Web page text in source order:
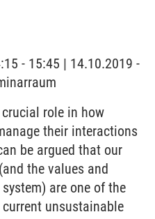
- 15:45 | 14.10.2019 -
role in how
their interactions
be argued that our
the values and
are one of the
unsustainable